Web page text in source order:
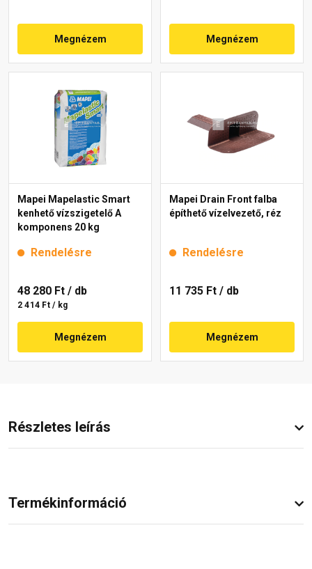
Megnézem Megnézem
Mapei Mapelastic Smart
kenhető vízszigetelő A
komponens 20 kg
Rendelésre
48 280 Ft / db
2 414 Ft / kg
Megnézem
Mapei Drain Front falba
építhető vízelvezető, réz
Rendelésre
11 735 Ft / db
Megnézem
Részletes leírás
Termékinformáció